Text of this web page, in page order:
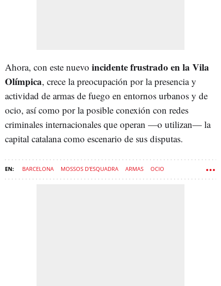
Ahora, con este nuevo incidente frustrado en la Vila
Olímpica, crece la preocupación por la presencia y
actividad de armas de fuego en entornos urbanos y de
ocio, así como por la posible conexión con redes
criminales internacionales que operan —o utilizan— la
capital catalana como escenario de sus disputas.
BARCELONA MOSSOS D'ESQUADRA ARMAS OCIO